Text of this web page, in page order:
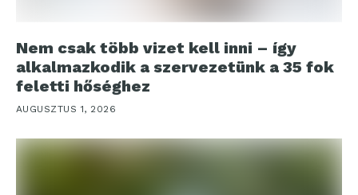
Nem csak több vizet kell inni – így
alkalmazkodik a szervezetünk a 35 fok
feletti hőséghez
AUGUSZTUS 1, 2026